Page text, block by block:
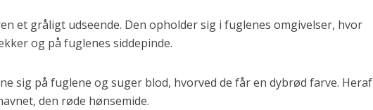
et gråligt udseende. Den opholder sig i fuglenes omgivelser, hvor
og på fuglenes siddepinde.
sig på fuglene og suger blod, hvorved de får en dybrød farve. Heraf
den røde hønsemide.